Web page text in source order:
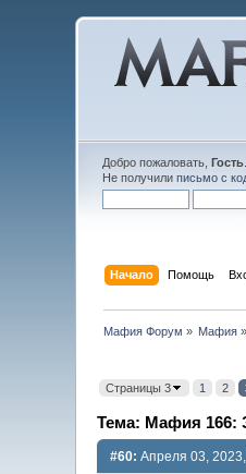
Добро пожаловать, Гость
Не получили письмо с
Начало Помощь
Мафия Форум » Мафия »
Страницы 3 1 2
Тема: Мафия 166:
#60: Апреля 03,